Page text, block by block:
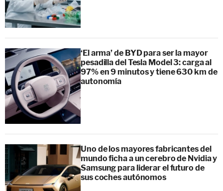
‘El arma’ de BYD para ser la mayor
pesadilla del Tesla Model 3: carga al
97% en 9 minutos y tiene 630 km de
autonomía
Uno de los mayores fabricantes del
mundo ficha a un cerebro de Nvidia y
Samsung para liderar el futuro de
sus coches autónomos